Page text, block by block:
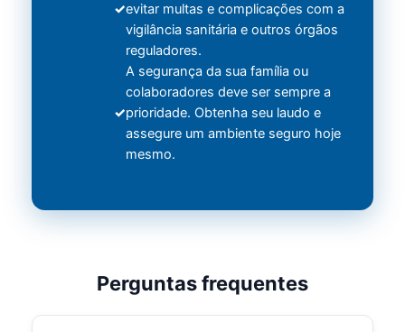
evitar multas e complicações com a
vigilância sanitária e outros órgãos
reguladores.
A segurança da sua família ou
colaboradores deve ser sempre a
prioridade. Obtenha seu laudo e
assegure um ambiente seguro hoje
mesmo.
Perguntas frequentes